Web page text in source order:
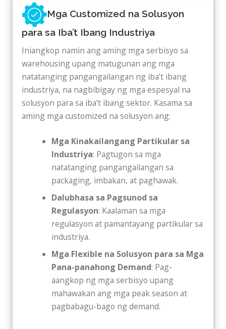
Mga Customized na Solusyon
para sa Iba’t Ibang Industriya
Iniangkop namin ang aming mga serbisyo sa
warehousing upang matugunan ang mga
natatanging pangangailangan ng iba’t ibang
industriya, na nagbibigay ng mga espesyal na
solusyon para sa iba’t ibang sektor. Kasama sa
aming mga customized na solusyon ang:
Mga Kinakailangang Partikular sa
Industriya: Pagtugon sa mga
natatanging pangangailangan sa
packaging, imbakan, at paghawak.
Dalubhasa sa Pagsunod sa
Regulasyon: Kaalaman sa mga
regulasyon at pamantayang partikular sa
industriya.
Mga Flexible na Solusyon para sa Mga
Pana-panahong Demand: Pag-
aangkop ng mga serbisyo upang
mahawakan ang mga peak season at
pagbabagu-bago ng demand.